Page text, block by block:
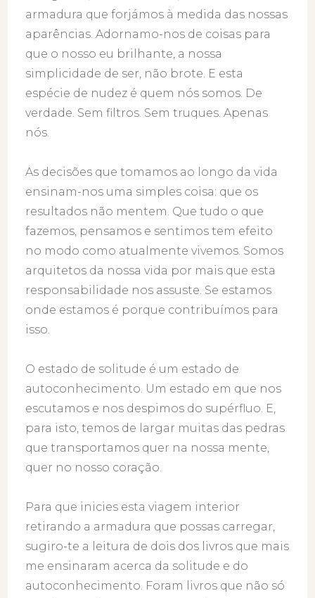
armadura que forjámos à medida das nossas
aparências. Adornamo-nos de coisas para
que o nosso eu brilhante, a nossa
simplicidade de ser, não brote. E esta
espécie de nudez é quem nós somos. De
verdade. Sem filtros. Sem truques. Apenas
nós.
As decisões que tomamos ao longo da vida
ensinam-nos uma simples coisa: que os
resultados não mentem. Que tudo o que
fazemos, pensamos e sentimos tem efeito
no modo como atualmente vivemos. Somos
arquitetos da nossa vida por mais que esta
responsabilidade nos assuste. Se estamos
onde estamos é porque contribuímos para
isso.
O estado de solitude é um estado de
autoconhecimento. Um estado em que nos
escutamos e nos despimos do supérfluo. E,
para isto, temos de largar muitas das pedras
que transportamos quer na nossa mente,
quer no nosso coração.
Para que inicies esta viagem interior
retirando a armadura que possas carregar,
sugiro-te a leitura de dois dos livros que mais
me ensinaram acerca da solitude e do
autoconhecimento. Foram livros que não só